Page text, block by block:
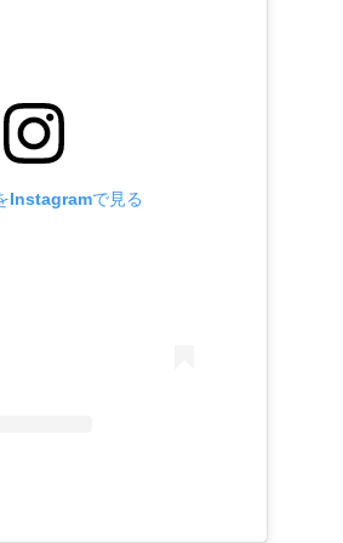
Instagramで見る